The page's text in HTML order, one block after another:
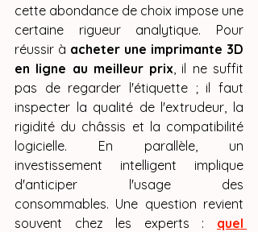
cette abondance de choix impose une
certaine rigueur analytique. Pour
réussir à acheter une imprimante 3D
en ligne au meilleur prix, il ne suffit
pas de regarder l'étiquette ; il faut
inspecter la qualité de l'extrudeur, la
rigidité du châssis et la compatibilité
logicielle. En parallèle, un
investissement intelligent implique
d'anticiper l'usage des
consommables. Une question revient
souvent chez les experts : quel